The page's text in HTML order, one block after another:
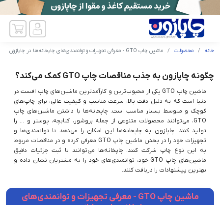
خانه محصولات ماشین چاپ GTO - معرفی تجهیزات و توانمندی‌های چاپخانه‌ها در چاپازون
چگونه چاپازون به جذب مناقصات چاپ GTO کمک می‌کند؟
ماشین چاپ GTO یکی از محبوب‌ترین و کارآمدترین ماشین‌های چاپ افست در
دنیا است که به دلیل دقت بالا، سرعت مناسب و کیفیت عالی، برای چاپ‌های
کوچک و متوسط بسیار مناسب است. چاپخانه‌ها با داشتن ماشین‌های چاپ
GTO، می‌توانند محصولات متنوعی از جمله بروشور، کتابچه، پوستر و ... را
تولید کنند. چاپازون به چاپخانه‌ها این امکان را می‌دهد تا توانمندی‌ها و
تجهیزات خود را در بخش ماشین چاپ GTO معرفی کرده و در مناقصات مربوط
به این نوع چاپ شرکت کنند. چاپخانه‌ها می‌توانند با ثبت جزئیات دقیق
ماشین‌های چاپ GTO خود، توانمندی‌های خود را به مشتریان نشان داده و
بهترین پیشنهادات را دریافت کنند.
ماشین چاپ GTO - معرفی تجهیزات و توانمندی‌های